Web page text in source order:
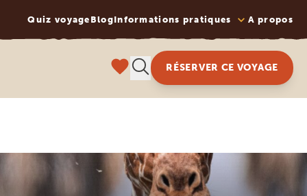
Quiz voyage BlogInformations pratiques A propos
RÉSERVER CE VOYAGE